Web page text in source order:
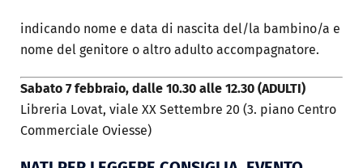
indicando nome e data di nascita del/la bambino/a e
nome del genitore o altro adulto accompagnatore.
Sabato 7 febbraio, dalle 10.30 alle 12.30 (ADULTI)
Libreria Lovat, viale XX Settembre 20 (3. piano Centro
Commerciale Oviesse)